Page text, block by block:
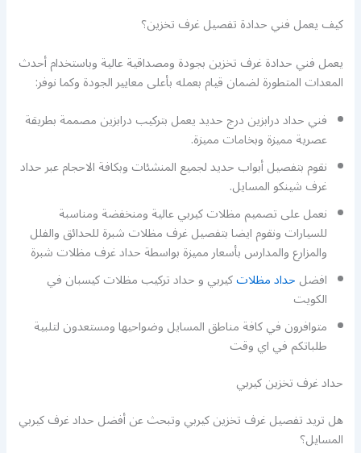
كيف يعمل فني حدادة تفصيل غرف تخزين؟
يعمل فني حدادة غرف تخزين بجودة ومصداقية عالية وباستخدام أحدث
المعدات المتطورة لضمان قيام بعمله بأعلى معايير الجودة وكما نوفر:
فني حداد درابزين درج حديد يعمل بتركيب درابزين مصممة بطريقة
عصرية مميزة وبخامات مميزة.
نقوم بتفصيل أبواب حديد لجميع المنشئات وبكافة الاحجام عبر حداد
غرف شينكو المسايل.
نعمل على تصميم مظلات كيربي عالية ومنخفضة ومناسبة
للسيارات ونقوم ايضا بتفصيل غرف مظلات شبرة للحدائق والفلل
والمزارع والمدارس بأسعار مميزة بواسطة حداد غرف مظلات شبرة
افضلحداد مظلاتكيربي و حداد تركيب مظلات كيسبان في
الكويت
متوافرون في كافة مناطق المسايل وضواحيها ومستعدون لتلبية
طلباتكم في اي وقت
حداد غرف تخزين كيربي
هل تريد تفصيل غرف تخزين كيربي وتبحث عن أفضل حداد غرف كيربي
المسايل؟